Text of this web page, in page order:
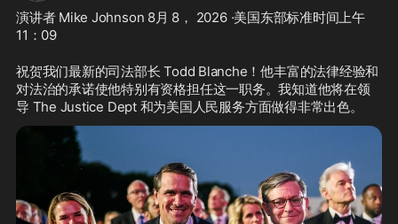
演讲者 Mike Johnson 8月 8， 2026 ·美国东部标准时间上午
11：09
祝贺我们最新的司法部长 Todd Blanche！他丰富的法律经验和
对法治的承诺使他特别有资格担任这一职务。我知道他将在领
导 The Justice Dept 和为美国人民服务方面做得非常出色。